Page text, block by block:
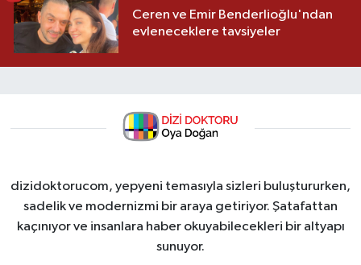
Ceren ve Emir Benderlioğlu'ndan
evleneceklere tavsiyeler
dizidoktorucom, yepyeni temasıyla sizleri buluştururken,
sadelik ve modernizmi bir araya getiriyor. Şatafattan
kaçınıyor ve insanlara haber okuyabilecekleri bir altyapı
sunuyor.